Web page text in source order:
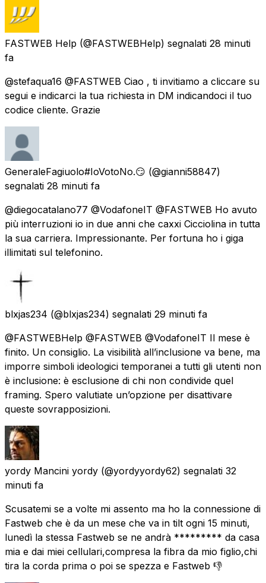
FASTWEB Help (@FASTWEBHelp) segnalati 28 minuti
fa
@stefaqua16 @FASTWEB Ciao , ti invitiamo a cliccare su
segui e indicarci la tua richiesta in DM indicandoci il tuo
codice cliente. Grazie
GeneraleFagiuolo#IoVotoNo.😏 (@gianni58847)
segnalati 28 minuti fa
@diegocatalano77 @VodafoneIT @FASTWEB Ho avuto
più interruzioni io in due anni che caxxi Cicciolina in tutta
la sua carriera. Impressionante. Per fortuna ho i giga
illimitati sul telefonino.
blxjas234 (@blxjas234) segnalati 29 minuti fa
@FASTWEBHelp @FASTWEB @VodafoneIT Il mese è
finito. Un consiglio. La visibilità all’inclusione va bene, ma
imporre simboli ideologici temporanei a tutti gli utenti non
è inclusione: è esclusione di chi non condivide quel
framing. Spero valutiate un’opzione per disattivare
queste sovrapposizioni.
yordy Mancini yordy (@yordyyordy62) segnalati 32
minuti fa
Scusatemi se a volte mi assento ma ho la connessione di
Fastweb che è da un mese che va in tilt ogni 15 minuti,
lunedì la stessa Fastweb se ne andrà ********* da casa
mia e dai miei cellulari,compresa la fibra da mio figlio,chi
tira la corda prima o poi se spezza e Fastweb 👎